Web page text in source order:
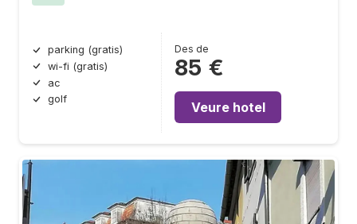
parking (gratis)
wi-fi (gratis)
ac
golf
Des de
85 €
Veure hotel